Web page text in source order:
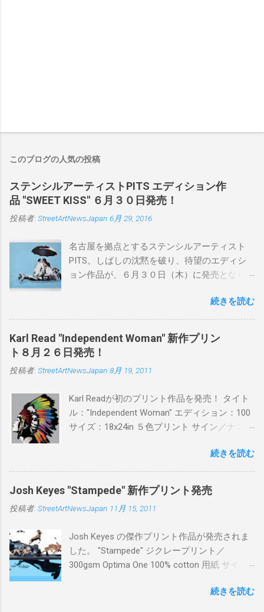
このブログの人気の投稿
ステンシルアーティストPITS エディション作
品 "SWEET KISS" ６月３０日発売！
投稿者: StreetArtNewsJapan 6月 29, 2016
名古屋を拠点とするステンシルアーティスト
PITS。しばしの沈黙を破り、待望のエディシ
ョン作品が、６月３０日（木）に発売となり
品に落とし込むスタイルは今作でも健在。(
PITSの過去記事はこちらから ) 発売日：6月30
日(木)19時 タイトル：SWEET KISS カラー：
BLUE/MINT GREEN/PINK/YELLOW エディショ
ン：各色５ サイズ：800mm × 550mm 価格：
¥16,000(¥17,280) 購入は、 こちら から
続きを読む
Karl Read "Independent Woman" 新作プリン
ト８月２６日発売！
投稿者: StreetArtNewsJapan 8月 19, 2011
Karl Readが初のプリント作品を発売！ タイト
ル："Independent Woman" エディション：100
サイズ：18x24in ５色プリント サイン／ナンバ
ドフィニッシュバージョン（エディション：
25）$125 購入は８月２６日に こちら から
続きを読む
Josh Keyes "Stampede" 新作プリント発売
投稿者: StreetArtNewsJapan 11月 15, 2011
Josh Keyes の傑作プリント作品が発売されま
した。 "Stampede" ジクレープリント／
300gsm Optima One 100% cotton 用紙 サイズ:
ィション：350 価格: $350 + 送料 購入は こち
続きを読む